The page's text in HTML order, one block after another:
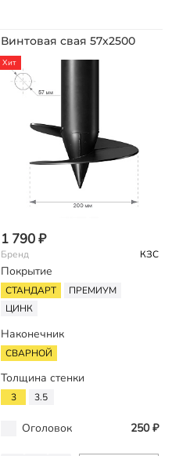
Винтовая свая 57х2500
Хит
1 790 ₽
Бренд КЗС
Покрытие
СТАНДАРТ
ПРЕМИУМ
ЦИНК
Наконечник
СВАРНОЙ
Толщина стенки
3 3.5
Оголовок 250 ₽